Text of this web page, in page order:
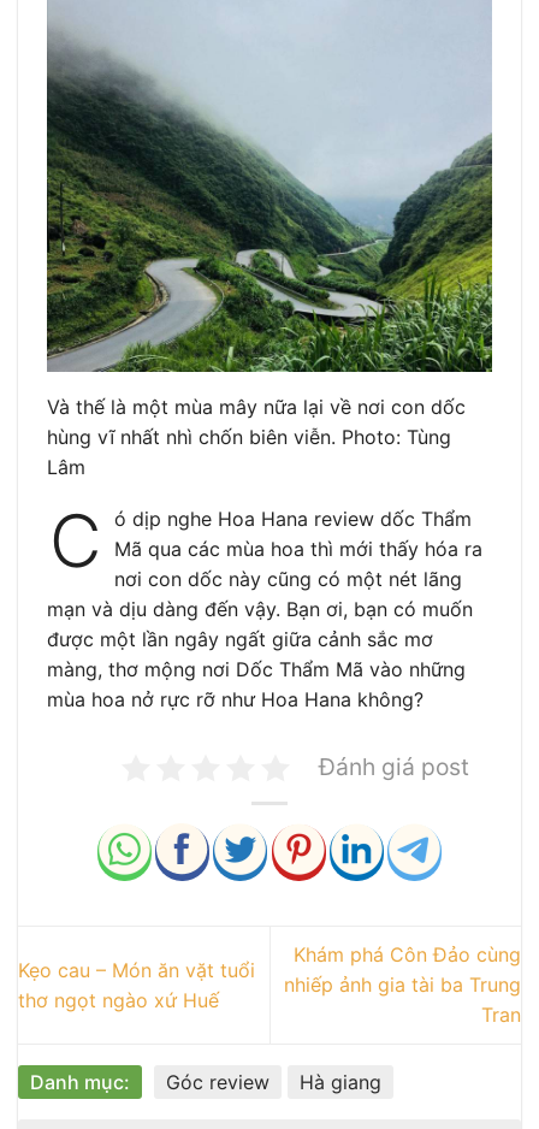
Và thế là một mùa mây nữa lại về nơi con dốc
hùng vĩ nhất nhì chốn biên viễn. Photo: Tùng
Lâm
C
ó dịp nghe Hoa Hana review dốc Thẩm
Mã qua các mùa hoa thì mới thấy hóa ra
nơi con dốc này cũng có một nét lãng
mạn và dịu dàng đến vậy. Bạn ơi, bạn có muốn
được một lần ngây ngất giữa cảnh sắc mơ
màng, thơ mộng nơi Dốc Thẩm Mã vào những
mùa hoa nở rực rỡ như Hoa Hana không?
Đánh giá post
Kẹo cau – Món ăn vặt tuổi
thơ ngọt ngào xứ Huế
Khám phá Côn Đảo cùng
nhiếp ảnh gia tài ba Trung
Tran
Danh mục: Góc review Hà giang